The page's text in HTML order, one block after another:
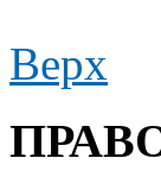
Верх